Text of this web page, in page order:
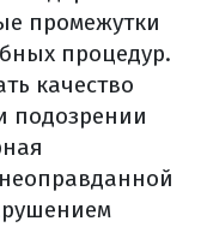
к
лучевой
промежутки
процедур.
качество
подозрении